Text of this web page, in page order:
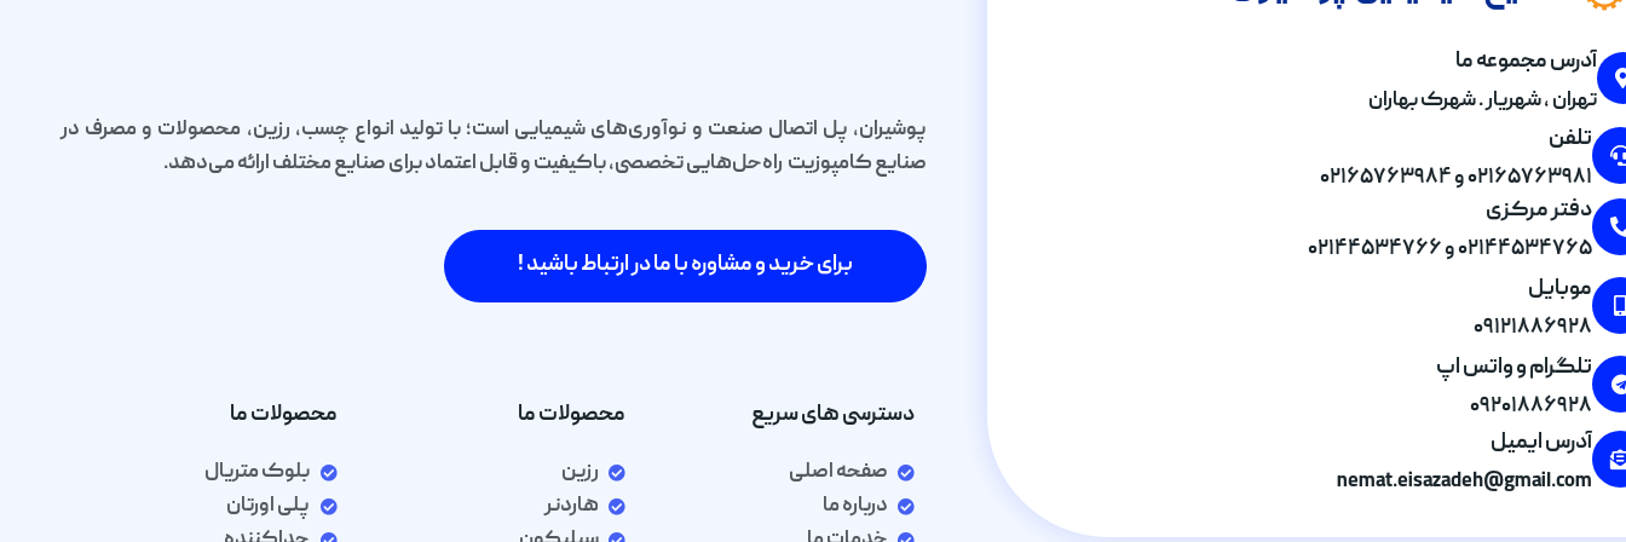
آدرس مجموعه ما
تهران , شهریار . شهرک بهاران
تلفن
۰۲۱۶۵۷۶۳۹۸۱ و ۰۲۱۶۵۷۶۳۹۸۴
دفتر مرکزی
۰۲۱۴۴۵۳۴۷۶۵ و ۰۲۱۴۴۵۳۴۷۶۶
موبایل
۰۹۱۲۱۸۸۶۹۲۸
تلگرام و واتس اپ
۰۹۲۰۱۸۸۶۹۲۸
آدرس ایمیل
nemat.eisazadeh@gmail.com
پوشیران، پل اتصال صنعت و نوآوری‌های شیمیایی است؛ با تولید انواع چسب، رزین، محصولات و مصرف در
صنایع کامپوزیت راه‌حل‌هایی تخصصی، باکیفیت و قابل اعتماد برای صنایع مختلف ارائه می‌دهد.
برای خرید و مشاوره با ما در ارتباط باشید !
دسترسی های سریع
صفحه اصلی
درباره ما
محصولات ما
رزین
هاردنر
محصولات ما
بلوک متریال
پلی اورتان